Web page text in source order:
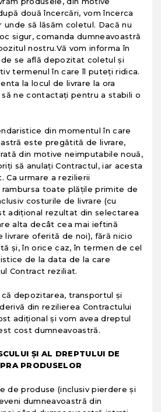
două încercări, vom încerca
unde să lăsăm coletul. Dacă nu
sigur, comanda dumneavoastră
nostru.Vă vom informa în
se află depozitat coletul şi
termenul în care îl puteţi ridica.
la locul de livrare la ora
să ne contactaţi pentru a stabili o
din momentul în care
este pregătită de livrare,
din motive neimputabile nouă,
să anulaţi Contractul, iar acesta
Ca urmare a rezilierii
rambursa toate plăţile primite de
costurile de livrare (cu
adiţional rezultat din selectarea
alta decât cea mai ieftină
livrare oferită de noi), fără nicio
şi, în orice caz, în termen de cel
de la data de la care
Contract reziliat.
depozitarea, transportul şi
din rezilierea Contractului
adiţional şi vom avea dreptul
cost dumneavoastră.
ŞI AL DREPTULUI DE
PRODUSELOR
de produse (inclusiv pierdere şi
dumneavoastră din